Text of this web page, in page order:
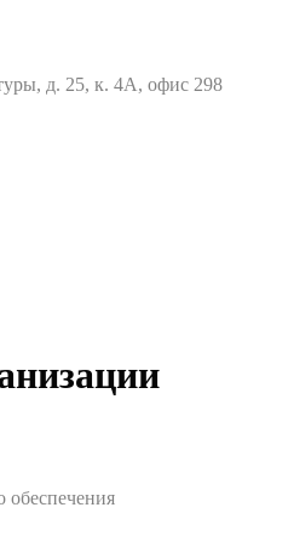
д. 25, к. 4А, офис 298
обеспечения